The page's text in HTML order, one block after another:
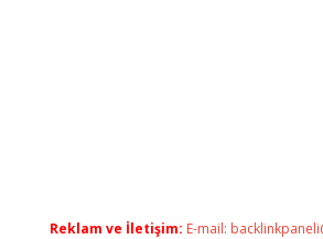
Reklam ve İletişim: E-mail: